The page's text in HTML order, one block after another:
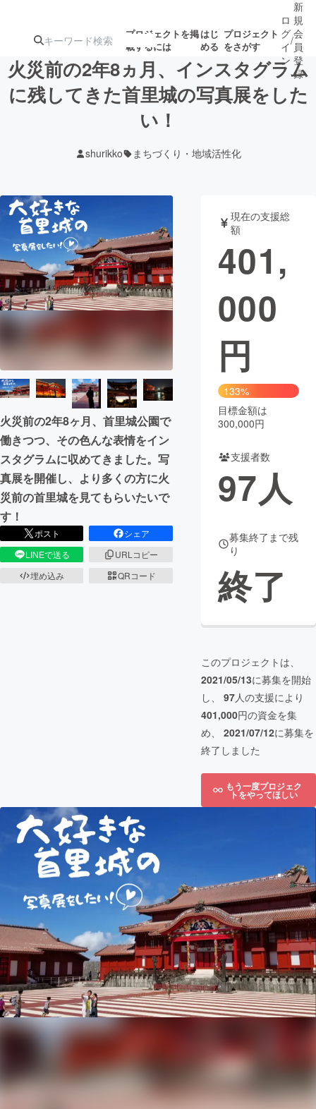
プロジェクトを掲
載するには
はじ
める
プロジェクト
をさがす
注目の新着プロ
テクノロジー・ガジェット
映像・映画 書籍・雑誌
ビジネス・起業 チャレンジ
まちづくり・地域活性化
CAMPFIRE for Social Good CAMPFIRE Creation
CAMPFIREふるさと納税
コミュニティ
ロ
グ
イ
ン
/
新
規
会
員
登
録
火災前の2年8ヵ月、インスタグラム
に残してきた首里城の写真展をした
い！
shurikko まちづくり・地域活性化
火災前の2年8ヶ月、首里城公園で
働きつつ、その色んな表情をイン
スタグラムに収めてきました。写
真展を開催し、より多くの方に火
災前の首里城を見てもらいたいで
す！
ポスト
シェア
LINEで送る
URLコピー
埋め込み
QRコード
現在の支援総
額
401,
000
円
133%
目標金額は
300,000円
支援者数
97人
募集終了まで残
り
終了
このプロジェクトは、
2021/05/13に募集を開始
し、 97人の支援により
401,000円の資金を集
め、 2021/07/12に募集を
終了しました
もう一度プロジェク
トをやってほしい